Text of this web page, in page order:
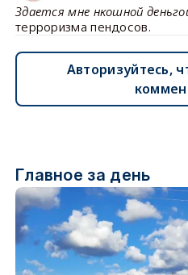
Здается мне нкошной
терроризма пендосов.
Авторизуйтесь,
Главное за день